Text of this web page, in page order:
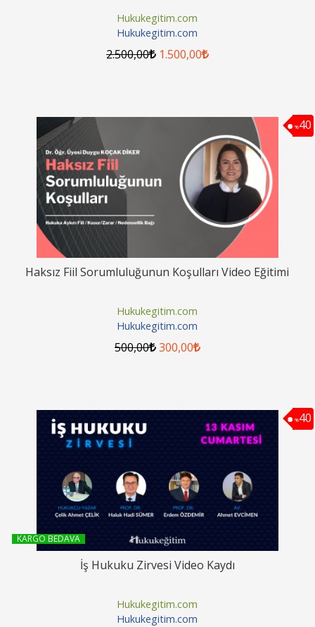
Hukukegitim.com
Hukukegitim.com
2.500,00 1.500,00
%40
Haksız Fiil Sorumluluğunun Koşulları Video Eğitimi
Hukukegitim.com
Hukukegitim.com
500,00 300,00
%40
KARGO BEDAVA
İş Hukuku Zirvesi Video Kaydı
Hukukegitim.com
Hukukegitim.com